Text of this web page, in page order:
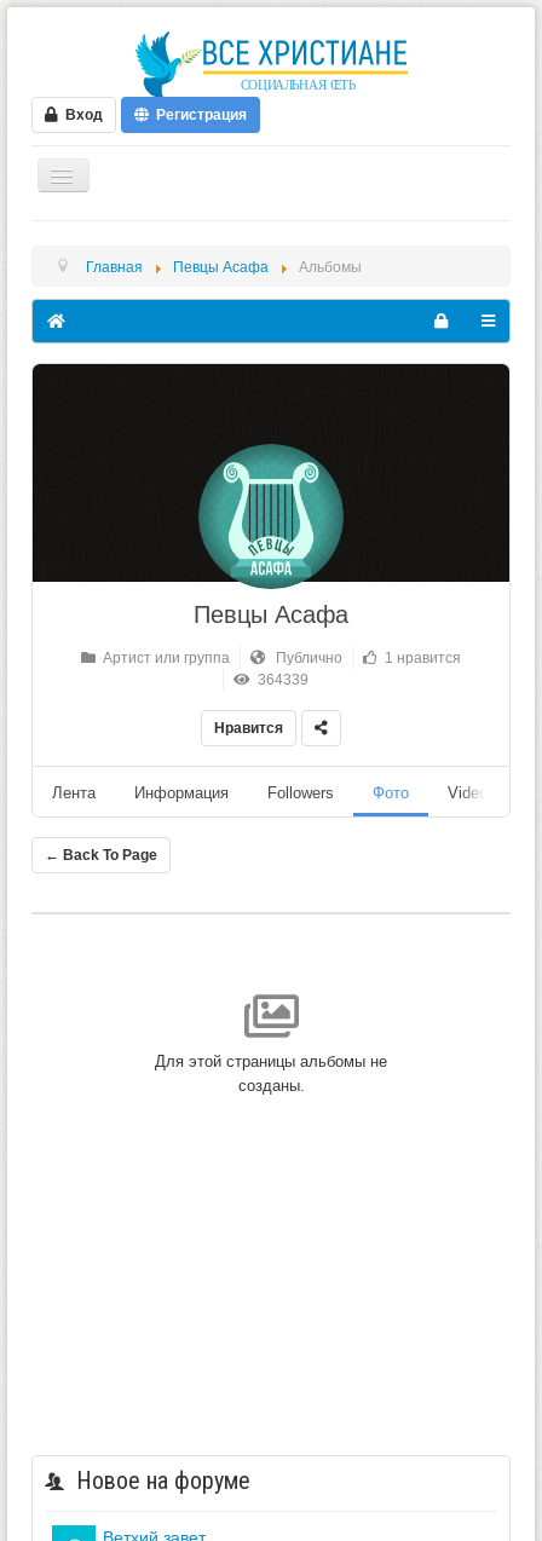
Вход Регистрация
ФОРУМ
ВИДЕО
БЛОГИ
Главная Певцы Асафа Альбомы
Певцы Асафа
Артист или группа Публично
1 нравится
364339
Нравится
Лента Информация Followers Фото Videos
← Back To Page
Для этой страницы альбомы не
созданы.
Новое на форуме
ветхий завет